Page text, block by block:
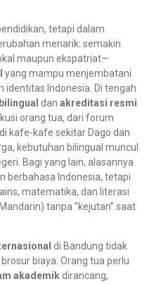
tetapi dalam
menarik: semakin
maupun ekspatriat—
yang mampu menjembatani
identitas Indonesia. Di tengah
dan akreditasi resmi
orang tua, dari forum
kafe-kafe sekitar Dago dan
kebutuhan bilingual muncul
Bagi yang lain, alasannya
berbahasa Indonesia, tetapi
matematika, dan literasi
tanpa “kejutan” saat
di Bandung tidak
biaya. Orang tua perlu
akademik dirancang,